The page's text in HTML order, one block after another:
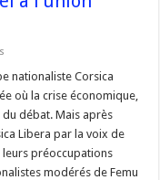
–
Libera
fait
sa
rentrée
politique
sous
forme
nationaliste Corsica
où la crise économique,
débat. Mais après
Libera par la voix de
leurs préoccupations
modérés de Femu